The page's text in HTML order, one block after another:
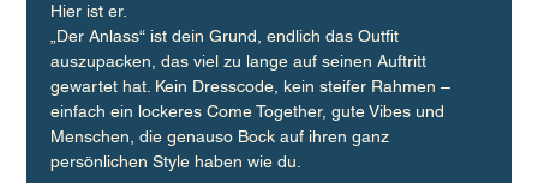
Hier ist er.
„Der Anlass“ ist dein Grund, endlich das Outfit
auszupacken, das viel zu lange auf seinen Auftritt
gewartet hat. Kein Dresscode, kein steifer Rahmen –
einfach ein lockeres Come Together, gute Vibes und
Menschen, die genauso Bock auf ihren ganz
persönlichen Style haben wie du.